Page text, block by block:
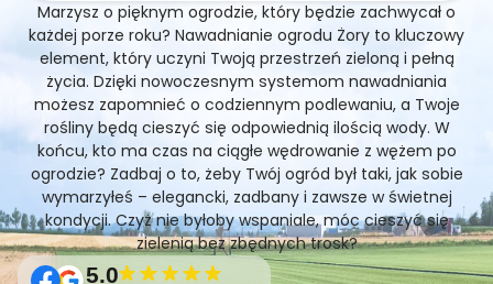
Marzysz o pięknym ogrodzie, który będzie zachwycał o
każdej porze roku? Nawadnianie ogrodu Żory to kluczowy
element, który uczyni Twoją przestrzeń zieloną i pełną
życia. Dzięki nowoczesnym systemom nawadniania
możesz zapomnieć o codziennym podlewaniu, a Twoje
rośliny będą cieszyć się odpowiednią ilością wody. W
końcu, kto ma czas na ciągłe wędrowanie z wężem po
ogrodzie? Zadbaj o to, żeby Twój ogród był taki, jak sobie
wymarzyłeś – elegancki, zadbany i zawsze w świetnej
kondycji. Czyż nie byłoby wspaniale, móc cieszyć się
zielenią bez zbędnych trosk?
5.0